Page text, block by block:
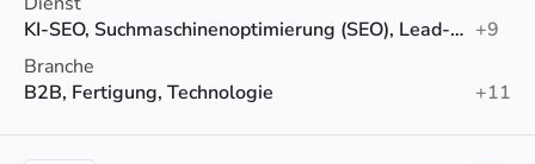
KI-SEO, Suchmaschinenoptimierung (SEO), Lead-Generierung +9
Branche
B2B, Fertigung, Technologie
+11